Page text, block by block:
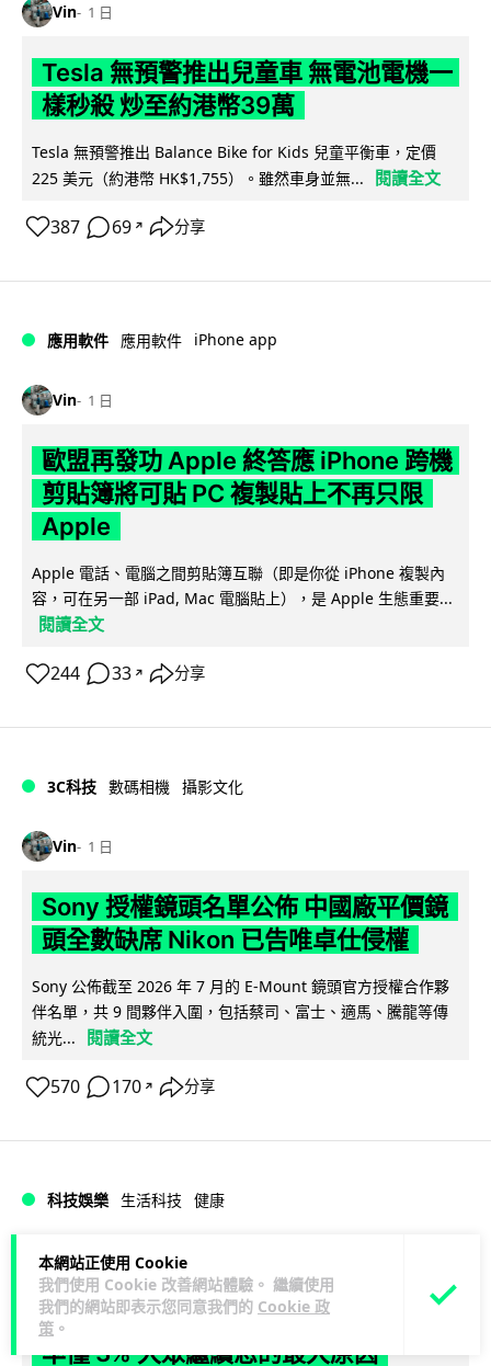
本網站正使用 Cookie
我們使用 Cookie 改善網站體驗。 繼續使用
我們的網站即表示您同意我們的 Cookie 政
策 。
Vin 1 日
Tesla 無預警推出兒童車 無電池電機一
樣秒殺 炒至約港幣39萬
Tesla 無預警推出 Balance Bike for Kids 兒童平衡車，定價
225 美元（約港幣 HK$1,755）。雖然車身並無...
閱讀全文
387 69 ↗ 分享
應用軟件 應用軟件 iPhone app
Vin 1 日
歐盟再發功 Apple 終答應 iPhone 跨機
剪貼簿將可貼 PC 複製貼上不再只限
Apple
Apple 電話、電腦之間剪貼簿互聯（即是你從 iPhone 複製內
容，可在另一部 iPad, Mac 電腦貼上），是 Apple 生態重要...
閱讀全文
244 33 ↗ 分享
3C科技 數碼相機 攝影文化
Vin 1 日
Sony 授權鏡頭名單公佈 中國廠平價鏡
頭全數缺席 Nikon 已告唯卓仕侵權
Sony 公佈截至 2026 年 7 月的 E-Mount 鏡頭官方授權合作夥
伴名單，共 9 間夥伴入圍，包括蔡司、富士、適馬、騰龍等傳
統光...
閱讀全文
570 170 ↗ 分享
科技娛樂 生活科技 健康
Lawton 1 日
室內空氣 40 度暑熱難耐 德國空調普及
率僅 3% 大眾繼續忍的最大原因